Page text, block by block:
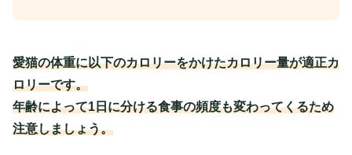
愛猫の体重に以下のカロリーをかけたカロリー量が適正カ
ロリーです。
年齢によって1日に分ける食事の頻度も変わってくるため
注意しましょう。